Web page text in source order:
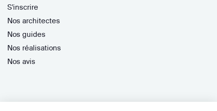
S'inscrire
Nos architectes
Nos guides
Nos réalisations
Nos avis